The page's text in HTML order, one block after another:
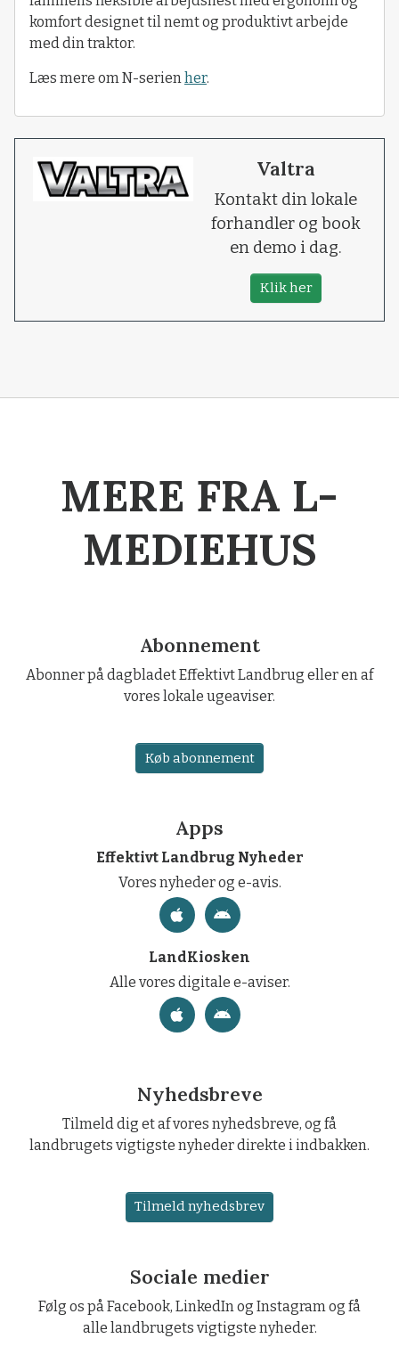
komfort designet til nemt og produktivt arbejde
med din traktor.
Læs mere om N-serien her.
Valtra
Kontakt din lokale
forhandler og book
en demo i dag.
Klik her
MERE FRA L-
MEDIEHUS
Abonnement
Abonner på dagbladet Effektivt Landbrug eller en af
vores lokale ugeaviser.
Køb abonnement
Apps
Effektivt Landbrug Nyheder
Vores nyheder og e-avis.
LandKiosken
Alle vores digitale e-aviser.
Nyhedsbreve
Tilmeld dig et af vores nyhedsbreve, og få
landbrugets vigtigste nyheder direkte i indbakken.
Tilmeld nyhedsbrev
Sociale medier
Følg os på Facebook, LinkedIn og Instagram og få
alle landbrugets vigtigste nyheder.